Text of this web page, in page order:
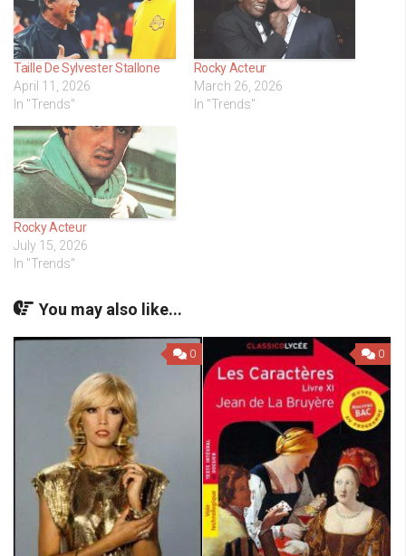
Taille De Sylvester Stallone
April 11, 2026
In "Trends"
Rocky Acteur
March 26, 2026
In "Trends"
Rocky Acteur
July 15, 2026
In "Trends"
You may also like...
0 0